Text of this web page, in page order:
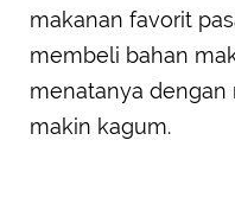
makanan favorit
membeli bahan
menatanya dengan
makin kagum.